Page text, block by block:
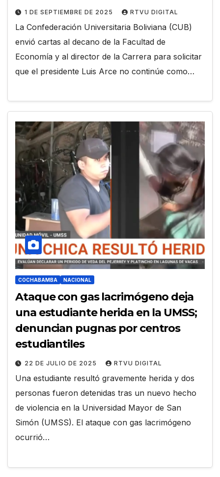
1 DE SEPTIEMBRE DE 2025 RTVU DIGITAL
La Confederación Universitaria Boliviana (CUB)
envió cartas al decano de la Facultad de
Economía y al director de la Carrera para solicitar
que el presidente Luis Arce no continúe como…
COCHABAMBA NACIONAL
Ataque con gas lacrimógeno deja
una estudiante herida en la UMSS;
denuncian pugnas por centros
estudiantiles
22 DE JULIO DE 2025 RTVU DIGITAL
Una estudiante resultó gravemente herida y dos
personas fueron detenidas tras un nuevo hecho
de violencia en la Universidad Mayor de San
Simón (UMSS). El ataque con gas lacrimógeno
ocurrió…